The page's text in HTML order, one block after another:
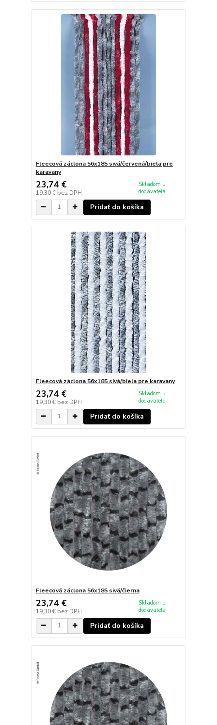
Fleecová záclona 56x185 sivá/červená/biela pre
karavany
23,74 €
19,30 € bez DPH
Skladom u
dodávateľa
Pridať do košíka
Fleecová záclona 56x185 sivá/biela pre karavany
23,74 €
19,30 € bez DPH
Skladom u
dodávateľa
Pridať do košíka
Fleecová záclona 56x185 sivá/čierna
23,74 €
19,30 € bez DPH
Skladom u
dodávateľa
Pridať do košíka